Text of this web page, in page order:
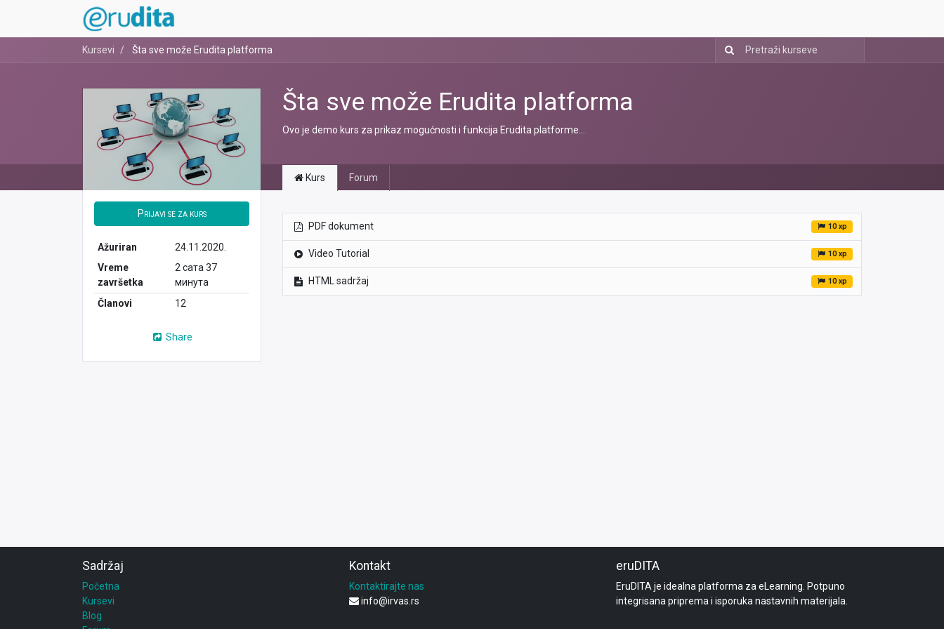
Kursevi Šta sve može Erudita platforma
Šta sve može Erudita platforma
Ovo je demo kurs za prikaz mogućnosti i funkcija Erudita platforme...
Prijavi se za kurs
Ažuriran
24.11.2020.
Vreme
završetka
2 сата 37
минута
Članovi
12
Share
Kurs Forum
PDF dokument 10 xp
Video Tutorial 10 xp
HTML sadržaj 10 xp
Sadržaj
Početna
Kursevi
Blog
Kontakt
Kontaktirajte nas
info@irvas.rs
eruDITA
EruDITA je idealna platforma za eLearning. Potpuno
integrisana priprema i isporuka nastavnih materijala.